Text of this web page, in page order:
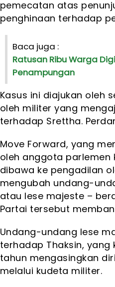
pemecatan atas
penghinaan terhadap
Baca juga :
Ratusan Ribu Warga
Penampungan
Kasus ini diajukan oleh
oleh militer yang
terhadap Srettha.
Move Forward, yang
oleh anggota parlemen
dibawa ke pengadilan
mengubah undang-
atau lese majeste –
Partai tersebut
Undang-undang lese
terhadap Thaksin, yang
tahun mengasingkan
melalui kudeta militer.